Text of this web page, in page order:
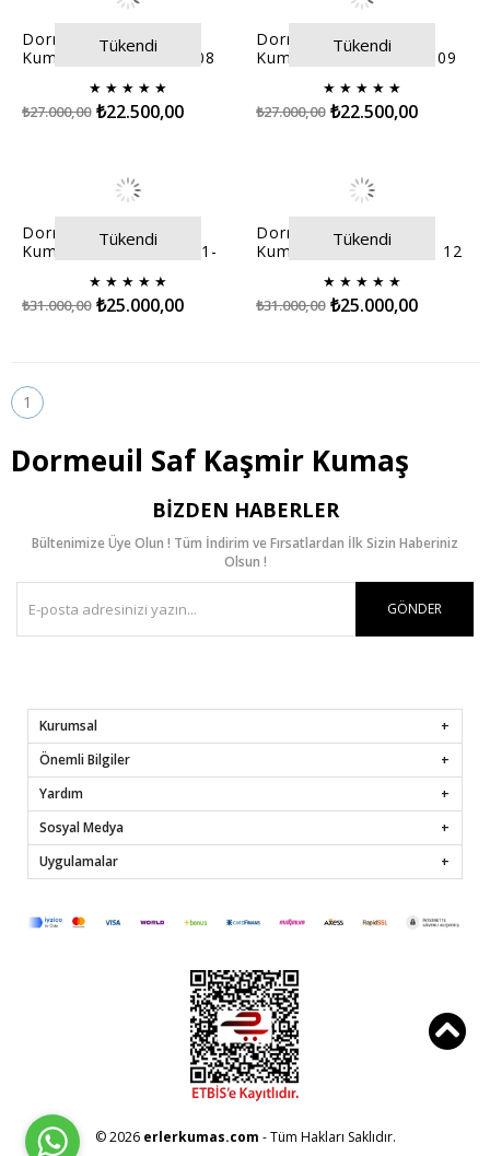
Tükendi
Dormeuil Saf Kaşmir
Kumaş Siyah 795344-08
★ ★ ★ ★ ★
₺22.500,00
₺27.000,00
Tükendi
Dormeuil Saf Kaşmir
Kumaş Füme 795343- 09
★ ★ ★ ★ ★
₺22.500,00
₺27.000,00
Tükendi
Dormeuil Saf Kaşmir
Kumaş Lacivert 995601-
★ ★ ★ ★ ★
₺25.000,00
₺31.000,00
Tükendi
Dormeuil Saf Kaşmir
Kumaş Camel 995643- 12
★ ★ ★ ★ ★
₺25.000,00
₺31.000,00
1
Dormeuil Saf Kaşmir Kumaş
BIZDEN HABERLER
Bültenimize Üye Olun ! Tüm İndirim ve Fırsatlardan İlk Sizin Haberiniz
Olsun !
GÖNDER
Kurumsal
Önemli Bilgiler
Yardım
Sosyal Medya
Uygulamalar
© 2026 erlerkumas.com - Tüm Hakları Saklıdır.